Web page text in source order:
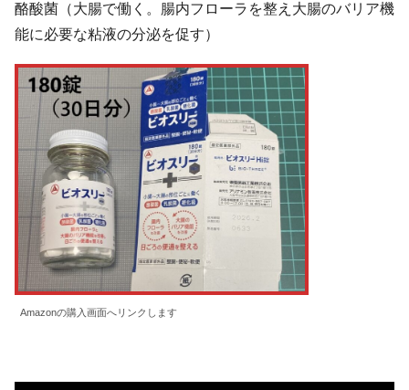
酪酸菌（大腸で働く。腸内フローラを整え大腸のバリア機
能に必要な粘液の分泌を促す）
Amazonの購入画面へリンクします